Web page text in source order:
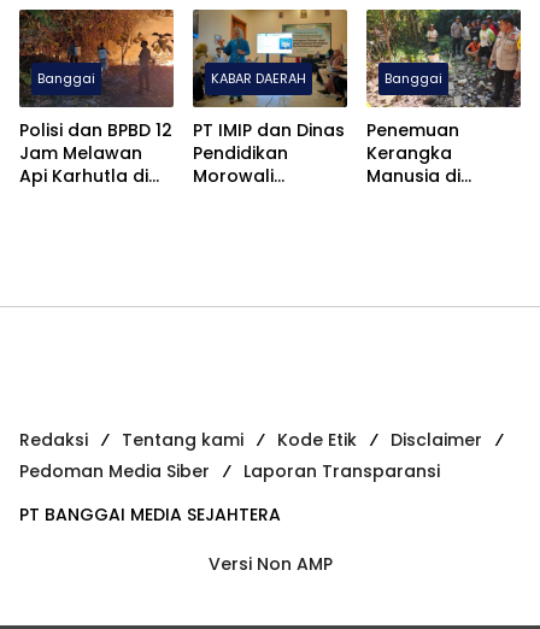
Banggai
Polisi dan BPBD 12
Jam Melawan
Api Karhutla di
KABAR DAERAH
PT IMIP dan Dinas
Pendidikan
Morowali
Banggai
Penemuan
Kerangka
Manusia di
Redaksi Tentang kami Kode Etik
Disclaimer
Pedoman Media Siber
Laporan Transparansi
PT BANGGAI MEDIA SEJAHTERA
Versi Non AMP